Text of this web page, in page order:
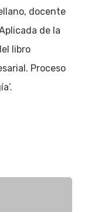
docente
de la
libro
Proceso